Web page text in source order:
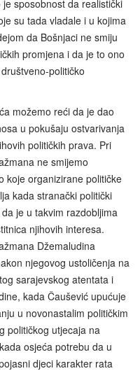
sposobnost da realistički
su tada vladale i u kojima
da Bošnjaci ne smiju
promjena i da je to ono
političko
možemo reći da je dao
u pokušaju ostvarivanja
političkih prava. Pri
ne smijemo
koje organizirane političke
kada stranački politički
je u takvim razdobljima
njihovih interesa.
Džemaludina
njegovog ustoličenja na
sarajevskog atentata i
kada Čaušević upućuje
u novonastalim političkim
političkog utjecaja na
osjeća potrebu da u
djeci karakter rata